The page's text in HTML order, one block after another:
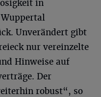
in
Unverändert gibt
nur vereinzelte
Hinweise auf
Der
robust“, so